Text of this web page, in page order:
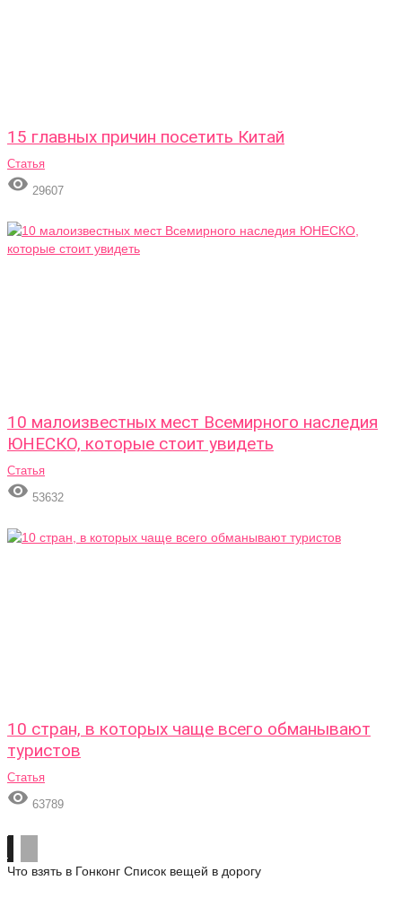
15 главных причин посетить Китай
Статья
 29607
10 малоизвестных мест Всемирного наследия
ЮНЕСКО, которые стоит увидеть
Статья
 53632
10 стран, в которых чаще всего обманывают
туристов
Статья
 63789
Что взять в Гонконг Список вещей в дорогу